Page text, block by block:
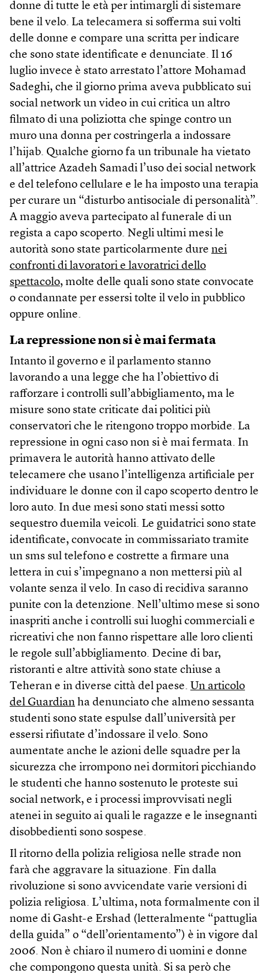
donne di tutte le età per intimargli di sistemare
bene il velo. La telecamera si sofferma sui volti
delle donne e compare una scritta per indicare
che sono state identificate e denunciate. Il 16
luglio invece è stato arrestato l’attore Mohamad
Sadeghi, che il giorno prima aveva pubblicato sui
social network un video in cui critica un altro
filmato di una poliziotta che spinge contro un
muro una donna per costringerla a indossare
l’hijab. Qualche giorno fa un tribunale ha vietato
all’attrice Azadeh Samadi l’uso dei social network
e del telefono cellulare e le ha imposto una terapia
per curare un “disturbo antisociale di personalità”.
A maggio aveva partecipato al funerale di un
regista a capo scoperto. Negli ultimi mesi le
autorità sono state particolarmente dure nei
confronti di lavoratori e lavoratrici dello
spettacolo, molte delle quali sono state convocate
o condannate per essersi tolte il velo in pubblico
oppure online.
La repressione non si è mai fermata
Intanto il governo e il parlamento stanno
lavorando a una legge che ha l’obiettivo di
rafforzare i controlli sull’abbigliamento, ma le
misure sono state criticate dai politici più
conservatori che le ritengono troppo morbide. La
repressione in ogni caso non si è mai fermata. In
primavera le autorità hanno attivato delle
telecamere che usano l’intelligenza artificiale per
individuare le donne con il capo scoperto dentro le
loro auto. In due mesi sono stati messi sotto
sequestro duemila veicoli. Le guidatrici sono state
identificate, convocate in commissariato tramite
un sms sul telefono e costrette a firmare una
lettera in cui s’impegnano a non mettersi più al
volante senza il velo. In caso di recidiva saranno
punite con la detenzione. Nell’ultimo mese si sono
inaspriti anche i controlli sui luoghi commerciali e
ricreativi che non fanno rispettare alle loro clienti
le regole sull’abbigliamento. Decine di bar,
ristoranti e altre attività sono state chiuse a
Teheran e in diverse città del paese. Un articolo
del Guardian ha denunciato che almeno sessanta
studenti sono state espulse dall’università per
essersi rifiutate d’indossare il velo. Sono
aumentate anche le azioni delle squadre per la
sicurezza che irrompono nei dormitori picchiando
le studenti che hanno sostenuto le proteste sui
social network, e i processi improvvisati negli
atenei in seguito ai quali le ragazze e le insegnanti
disobbedienti sono sospese.
Il ritorno della polizia religiosa nelle strade non
farà che aggravare la situazione. Fin dalla
rivoluzione si sono avvicendate varie versioni di
polizia religiosa. L’ultima, nota formalmente con il
nome di Gasht-e Ershad (letteralmente “pattuglia
della guida” o “dell’orientamento”) è in vigore dal
2006. Non è chiaro il numero di uomini e donne
che compongono questa unità. Si sa però che